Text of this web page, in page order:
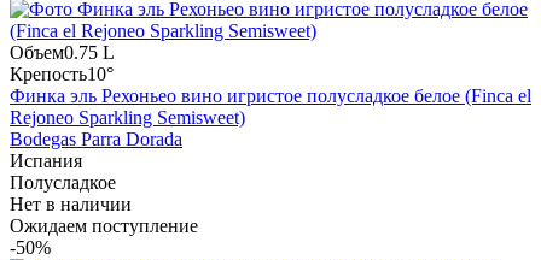
Объем0.75 L
Крепость10°
Финка эль Рехоньео вино игристое полусладкое белое (Finca el
Rejoneo Sparkling Semisweet)
Bodegas Parra Dorada
Испания
Полусладкое
Нет в наличии
Ожидаем поступление
-50%